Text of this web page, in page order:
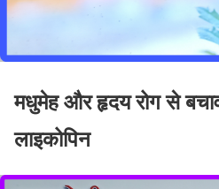
मधुमेह और हृदय रोग से
लाइकोपिन